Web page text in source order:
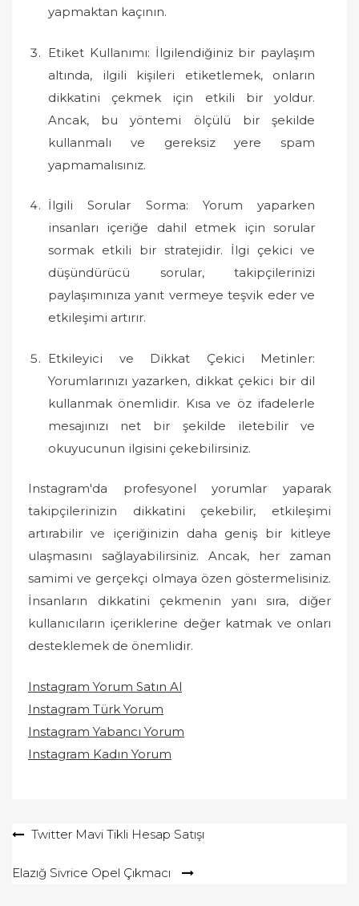
yapmaktan kaçının.
Etiket Kullanımı: İlgilendiğiniz bir paylaşım
altında, ilgili kişileri etiketlemek, onların
dikkatini çekmek için etkili bir yoldur.
Ancak, bu yöntemi ölçülü bir şekilde
kullanmalı ve gereksiz yere spam
yapmamalısınız.
İlgili Sorular Sorma: Yorum yaparken
insanları içeriğe dahil etmek için sorular
sormak etkili bir stratejidir. İlgi çekici ve
düşündürücü sorular, takipçilerinizi
paylaşımınıza yanıt vermeye teşvik eder ve
etkileşimi artırır.
Etkileyici ve Dikkat Çekici Metinler:
Yorumlarınızı yazarken, dikkat çekici bir dil
kullanmak önemlidir. Kısa ve öz ifadelerle
mesajınızı net bir şekilde iletebilir ve
okuyucunun ilgisini çekebilirsiniz.
Instagram'da profesyonel yorumlar yaparak
takipçilerinizin dikkatini çekebilir, etkileşimi
artırabilir ve içeriğinizin daha geniş bir kitleye
ulaşmasını sağlayabilirsiniz. Ancak, her zaman
samimi ve gerçekçi olmaya özen göstermelisiniz.
İnsanların dikkatini çekmenin yanı sıra, diğer
kullanıcıların içeriklerine değer katmak ve onları
desteklemek de önemlidir.
Instagram Yorum Satın Al
Instagram Türk Yorum
Instagram Yabancı Yorum
Instagram Kadın Yorum
YazıTwitter Mavi Tikli Hesap Satışı
Elazığ Sivrice Opel Çıkmacı